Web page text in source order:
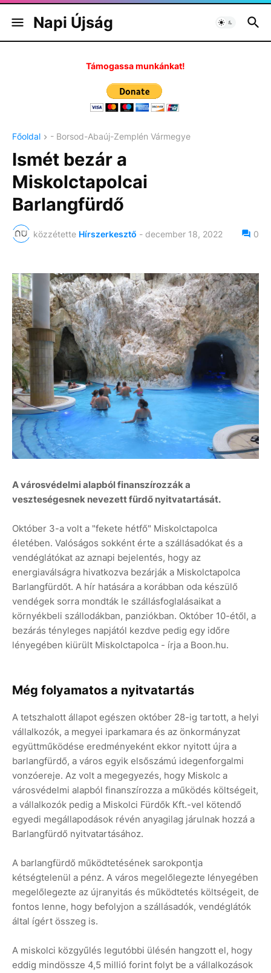
Napi Újság
Támogassa munkánkat!
Főoldal - Borsod-Abaúj-Zemplén Vármegye
Ismét bezár a
Miskolctapolcai
Barlangfürdő
közzétette Hírszerkesztő - december 18, 2022 0
A városvédelmi alapból finanszírozzák a
veszteségesnek nevezett fürdő nyitvatartását.
Október 3-a volt a "fekete hétfő" Miskolctapolca
életében. Valóságos sokként érte a szállásadókat és a
vendéglátókat az aznapi bejelentés, hogy az
energiaválságra hivatkozva bezárják a Miskolctapolca
Barlangfürdőt. A hír hatására a korábban oda készülő
vendégek sorra mondták le szállásfoglalásaikat a
környékbeli szállodákban, panziókban. Október 10-étől, a
bezárás tényleges napjától kezdve pedig egy időre
lényegében kiürült Miskolctapolca - írja a Boon.hu.
Még folyamatos a nyitvatartás
A tetszhalott állapot egészen október 28-ig tartott, a helyi
vállalkozók, a megyei iparkamara és az önkormányzat
együttműködése eredményeként ekkor nyitott újra a
barlangfürdő, a város egyik elsőszámú idegenforgalmi
vonzóereje. Az volt a megegyezés, hogy Miskolc a
városvédelmi alapból finanszírozza a működés költségeit,
a vállalkozók pedig a Miskolci Fürdők Kft.-vel kötendő
egyedi megállapodások révén anyagilag járulnak hozzá a
Barlangfürdő nyitvatartásához.
A barlangfürdő működtetésének sarokpontja
kétségtelenül a pénz. A város megelőlegezte lényegében
megelőlegezte az újranyitás és működtetés költségeit, de
fontos lenne, hogy befolyjon a szállásadók, vendéglátók
által ígért összeg is.
A miskolci közgyűlés legutóbbi ülésén hangzott el, hogy
eddig mindössze 4,5 millió forint folyt be a vállalkozások